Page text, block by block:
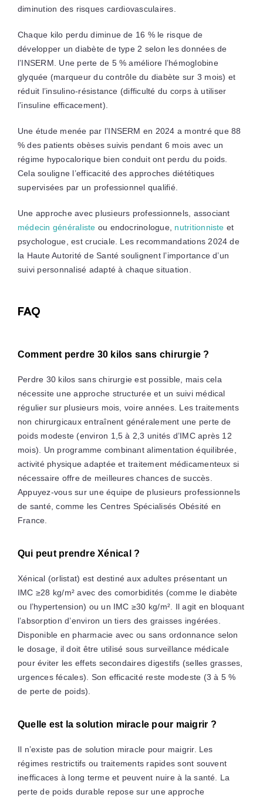
diminution des risques cardiovasculaires.
Chaque kilo perdu diminue de 16 % le risque de
développer un diabète de type 2 selon les données de
l’INSERM. Une perte de 5 % améliore l’hémoglobine
glyquée (marqueur du contrôle du diabète sur 3 mois) et
réduit l’insulino-résistance (difficulté du corps à utiliser
l’insuline efficacement).
Une étude menée par l’INSERM en 2024 a montré que 88
% des patients obèses suivis pendant 6 mois avec un
régime hypocalorique bien conduit ont perdu du poids.
Cela souligne l’efficacité des approches diététiques
supervisées par un professionnel qualifié.
Une approche avec plusieurs professionnels, associant
médecin généraliste ou endocrinologue, nutritionniste et
psychologue, est cruciale. Les recommandations 2024 de
la Haute Autorité de Santé soulignent l’importance d’un
suivi personnalisé adapté à chaque situation.
FAQ
Comment perdre 30 kilos sans chirurgie ?
Perdre 30 kilos sans chirurgie est possible, mais cela
nécessite une approche structurée et un suivi médical
régulier sur plusieurs mois, voire années. Les traitements
non chirurgicaux entraînent généralement une perte de
poids modeste (environ 1,5 à 2,3 unités d’IMC après 12
mois). Un programme combinant alimentation équilibrée,
activité physique adaptée et traitement médicamenteux si
nécessaire offre de meilleures chances de succès.
Appuyez-vous sur une équipe de plusieurs professionnels
de santé, comme les Centres Spécialisés Obésité en
France.
Qui peut prendre Xénical ?
Xénical (orlistat) est destiné aux adultes présentant un
IMC ≥28 kg/m² avec des comorbidités (comme le diabète
ou l’hypertension) ou un IMC ≥30 kg/m². Il agit en bloquant
l’absorption d’environ un tiers des graisses ingérées.
Disponible en pharmacie avec ou sans ordonnance selon
le dosage, il doit être utilisé sous surveillance médicale
pour éviter les effets secondaires digestifs (selles grasses,
urgences fécales). Son efficacité reste modeste (3 à 5 %
de perte de poids).
Quelle est la solution miracle pour maigrir ?
Il n’existe pas de solution miracle pour maigrir. Les
régimes restrictifs ou traitements rapides sont souvent
inefficaces à long terme et peuvent nuire à la santé. La
perte de poids durable repose sur une approche